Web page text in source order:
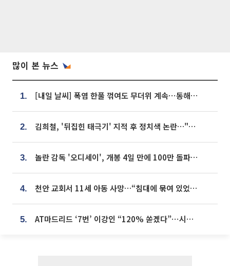
많이 본 뉴스
1. [내일 날씨] 폭염 한풀 꺾여도 무더위 계속⋯동해안 이틀 연속 비
2. 김희철, '뒤집힌 태극기' 지적 후 정치색 논란…"좌우 떠나 우리나라 국기"
3. 놀란 감독 '오디세이', 개봉 4일 만에 100만 돌파⋯'왕사남' 보다 빠르다
4. 천안 교회서 11세 아동 사망…“침대에 묶여 있었다” 진술 확보
5. AT마드리드 ‘7번’ 이강인 “120% 쏟겠다”⋯시메오네 감독 “필요한 선수”